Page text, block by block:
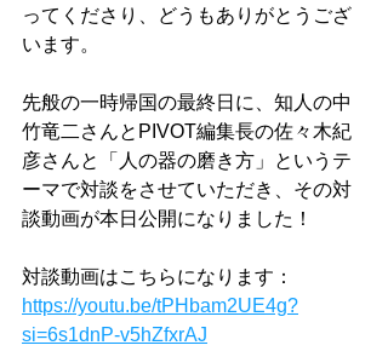
ってくださり、どうもありがとうござ
います。
先般の一時帰国の最終日に、知人の中
竹竜二さんとPIVOT編集長の佐々木紀
彦さんと「人の器の磨き方」というテ
ーマで対談をさせていただき、その対
談動画が本日公開になりました！
対談動画はこちらになります：
https://youtu.be/tPHbam2UE4g?
si=6s1dnP-v5hZfxrAJ